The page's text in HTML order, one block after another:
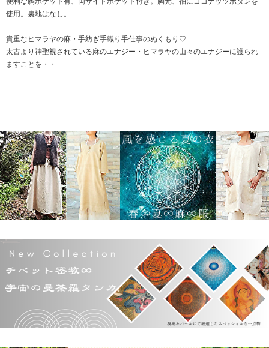
使用。裏地はなし。
貴重なヒマラヤの麻・手紡ぎ手織り手仕事のぬくもり♡
太古より神聖視されている麻のエナジー・ヒマラヤの山々のエナジーに護られ
ますことを・・